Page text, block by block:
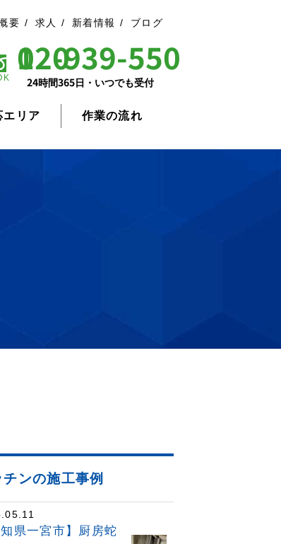
要 求人 新着情報 ブログ
0120-939-550
24時間365日・いつでも受付
エリア 作業の流れ
チンの施工事例
知県一宮市】厨房蛇